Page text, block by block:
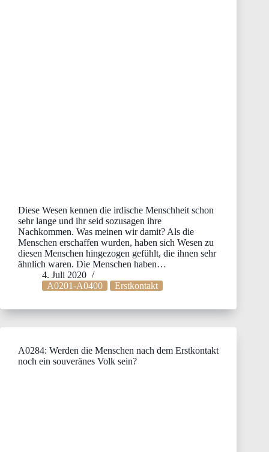
Diese Wesen kennen die irdische Menschheit schon
sehr lange und ihr seid sozusagen ihre
Nachkommen. Was meinen wir damit? Als die
Menschen erschaffen wurden, haben sich Wesen zu
diesen Menschen hingezogen gefühlt, die ihnen sehr
ähnlich waren. Die Menschen haben…
4. Juli 2020
A0201-A0400
Erstkontakt
A0284: Werden die Menschen nach dem Erstkontakt
noch ein souveränes Volk sein?